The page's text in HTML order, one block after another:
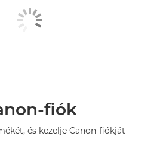
fiók
és kezelje Canon-fiókját